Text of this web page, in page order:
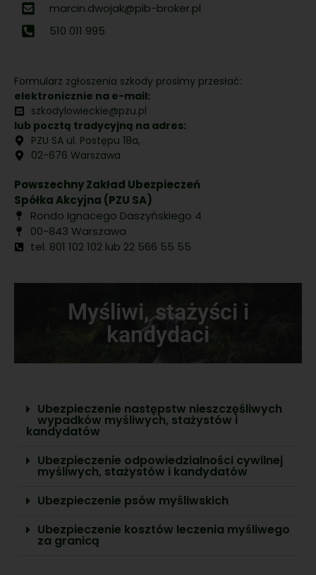
marcin.dwojak@pib-broker.pl
510 011 995
Formularz zgłoszenia szkody prosimy przesłać:
elektronicznie na e-mail:
szkodylowieckie@pzu.pl
lub pocztą tradycyjną na adres:
PZU SA ul. Postępu 18a,
02-676 Warszawa
Powszechny Zakład Ubezpieczeń
Spółka Akcyjna (PZU SA)
Rondo Ignacego Daszyńskiego 4
00-843 Warszawa
tel. 801 102 102 lub 22 566 55 55
Myśliwi, stażyści i
kandydaci
Ubezpieczenie następstw nieszczęśliwych
wypadków myśliwych, stażystów i
kandydatów
Ubezpieczenie odpowiedzialności cywilnej
myśliwych, stażystów i kandydatów
Ubezpieczenie psów myśliwskich
Ubezpieczenie kosztów leczenia myśliwego
za granicą